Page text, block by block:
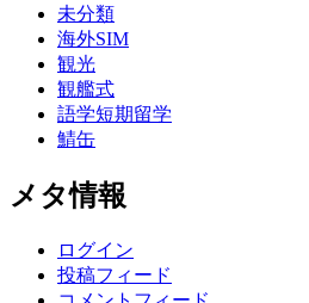
未分類
海外SIM
観光
観艦式
語学短期留学
鯖缶
メタ情報
ログイン
投稿フィード